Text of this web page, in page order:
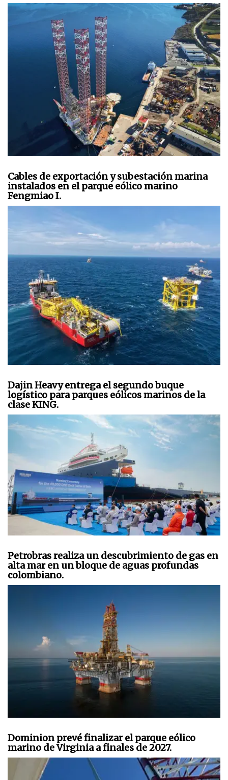
Cables de exportación y subestación marina
instalados en el parque eólico marino
Fengmiao I.
Dajin Heavy entrega el segundo buque
logístico para parques eólicos marinos de la
clase KING.
Petrobras realiza un descubrimiento de gas en
alta mar en un bloque de aguas profundas
colombiano.
Dominion prevé finalizar el parque eólico
marino de Virginia a finales de 2027.